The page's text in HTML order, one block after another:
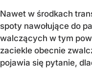
Nawet w środkach
spoty nawołujące do
walczących w tym
zaciekle obecnie
pojawia się pytanie,